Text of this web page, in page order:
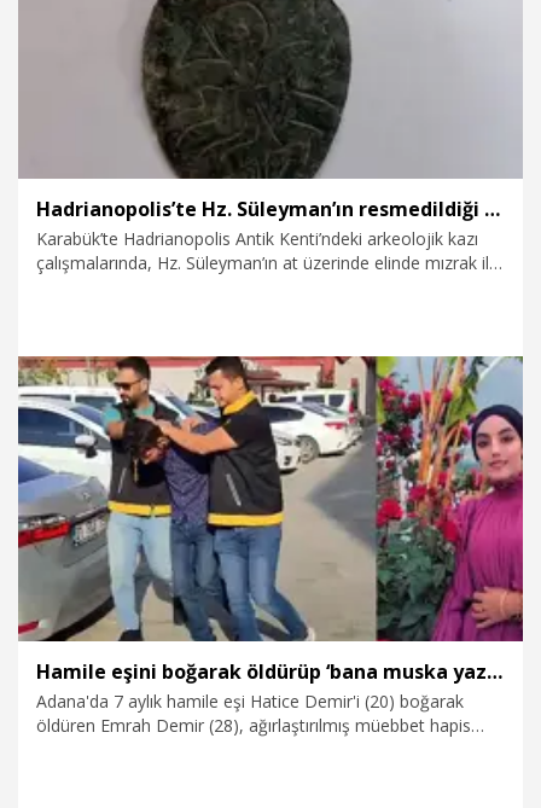
Hadrianopolis’te Hz. Süleyman’ın resmedildiği kolye ucu bulundu
Karabük’te Hadrianopolis Antik Kenti’ndeki arkeolojik kazı
çalışmalarında, Hz. Süleyman’ın at üzerinde elinde mızrak ile
arkeolojisinde bu güne kadar bu eserin benzer örneğine
rastlanılmamıştır" dedi.
12.11.2024 Video
Hamile eşini boğarak öldürüp ‘bana muska yazılmış’ diyen sanığın akıl sağlığı yerinde çıktı
Adana'da 7 aylık hamile eşi Hatice Demir'i (20) boğarak
öldüren Emrah Demir (28), ağırlaştırılmış müebbet hapis